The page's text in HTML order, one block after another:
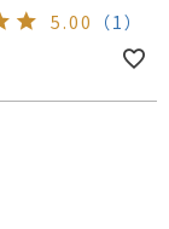
5.00 （1）